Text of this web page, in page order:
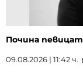
Почина
09.08.2026 | 11:42 ч.